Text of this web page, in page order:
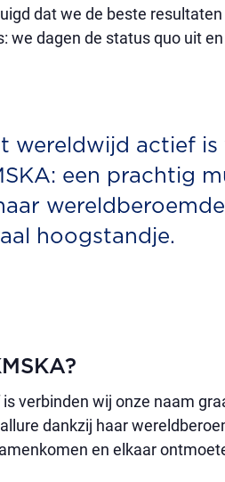
dat we de beste
we dagen de status quo uit
wereldwijd actief is
een prachtig
hoogstandje.
verbinden wij onze naam
dankzij haar
en elkaar